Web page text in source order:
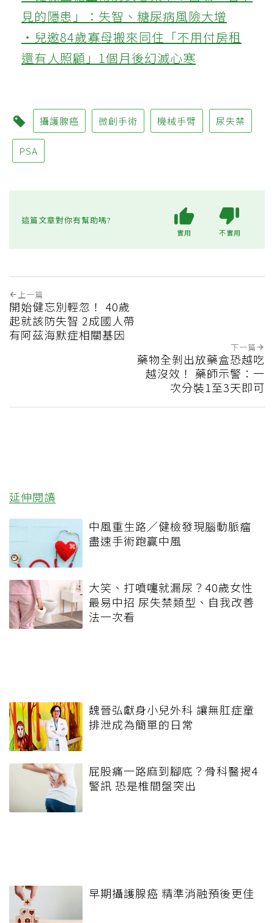
見的隱患」：失智、糖尿病風險大增
‧兒邀84歲寡母搬來同住「不用付房租
還有人照顧」1個月後幻滅心寒
攝護腺癌 微創手術 機械手臂 尿失禁
PSA
這篇文章對你有幫助嗎?
實用 不實用
上一篇
開始健忘別輕忽！ 40歲
起就該防失智 2成國人帶
有阿茲海默症相關基因
下一篇
藥物全剝出放藥盒恐越吃
越沒效！ 藥師示警：一
次分裝1至3天即可
延伸閱讀
中風重生路／健檢發現腦動脈瘤
盡速手術跑贏中風
大笑、打噴嚏就漏尿？40歲女性
最易中招 尿失禁類型、自我改善
法一次看
魏晉弘獻身小兒外科 讓無肛症童
排泄成為簡單的日常
屁股痛一路麻到腳底？骨科醫揭4
警訊 恐是椎間盤突出
早期攝護腺癌 精準消融預後更佳